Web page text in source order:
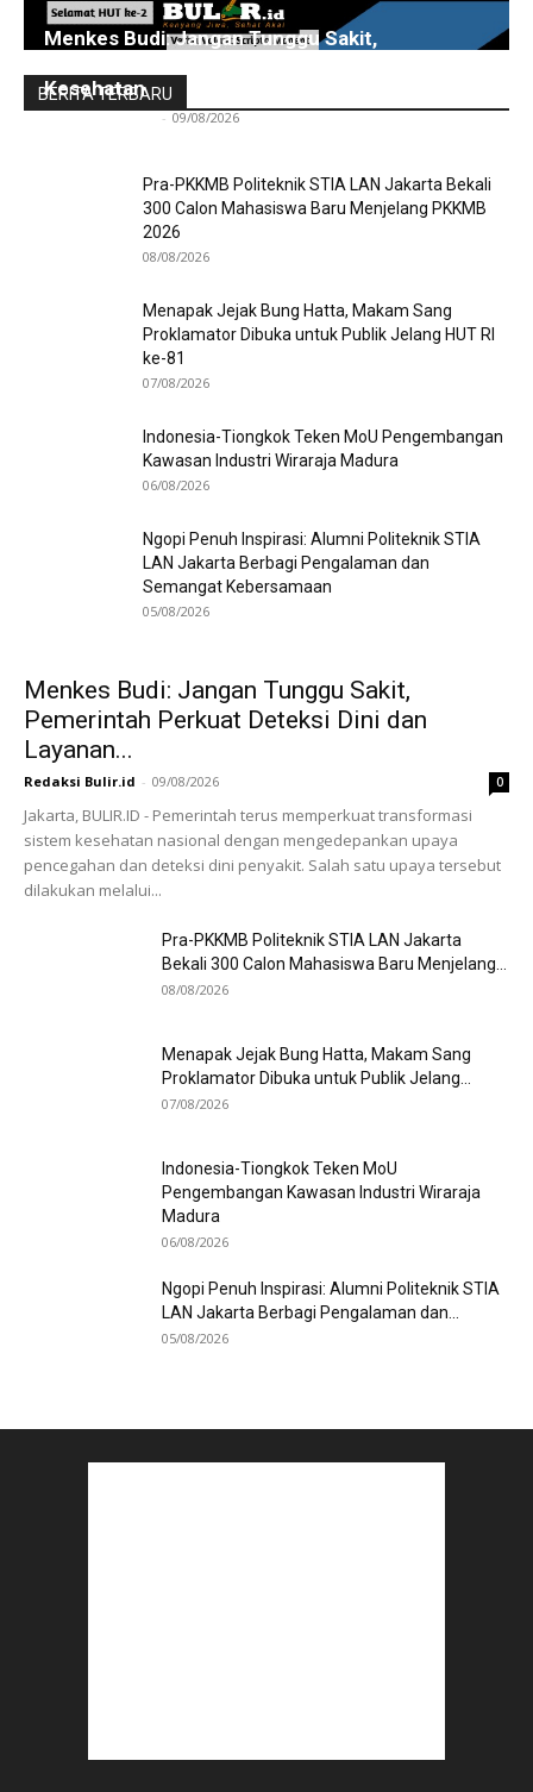
BERITA TERBARU
Menkes Budi: Jangan Tunggu Sakit,
Kesehatan
- 09/08/2026
Pra-PKKMB Politeknik STIA LAN Jakarta Bekali
300 Calon Mahasiswa Baru Menjelang PKKMB
2026
08/08/2026
Menapak Jejak Bung Hatta, Makam Sang
Proklamator Dibuka untuk Publik Jelang HUT RI
ke-81
07/08/2026
Indonesia-Tiongkok Teken MoU Pengembangan
Kawasan Industri Wiraraja Madura
06/08/2026
Ngopi Penuh Inspirasi: Alumni Politeknik STIA
LAN Jakarta Berbagi Pengalaman dan
Semangat Kebersamaan
05/08/2026
Menkes Budi: Jangan Tunggu Sakit,
Pemerintah Perkuat Deteksi Dini dan
Layanan...
Redaksi Bulir.id - 09/08/2026 0
Jakarta, BULIR.ID - Pemerintah terus memperkuat transformasi
sistem kesehatan nasional dengan mengedepankan upaya
pencegahan dan deteksi dini penyakit. Salah satu upaya tersebut
dilakukan melalui...
Pra-PKKMB Politeknik STIA LAN Jakarta
Bekali 300 Calon Mahasiswa Baru Menjelang...
08/08/2026
Menapak Jejak Bung Hatta, Makam Sang
Proklamator Dibuka untuk Publik Jelang...
07/08/2026
Indonesia-Tiongkok Teken MoU
Pengembangan Kawasan Industri Wiraraja
Madura
06/08/2026
Ngopi Penuh Inspirasi: Alumni Politeknik STIA
LAN Jakarta Berbagi Pengalaman dan...
05/08/2026